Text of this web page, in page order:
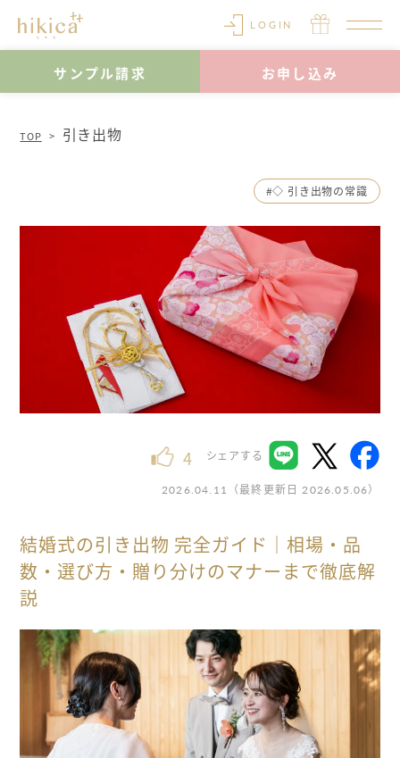
LOGIN
サンプル請求 お申し込み
TOP 引き出物
#◇ 引き出物の常識
シェアする
4
2026.04.11 （最終更新日 2026.05.06）
結婚式の引き出物 完全ガイド｜相場・品
数・選び方・贈り分けのマナーまで徹底解
説